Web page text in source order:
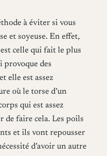
à éviter si vous
et soyeuse. En effet,
celle qui fait le plus
provoque des
elle est assez
où le torse d’un
qui est assez
de faire cela. Les poils
et ils vont repousser
d’avoir un autre